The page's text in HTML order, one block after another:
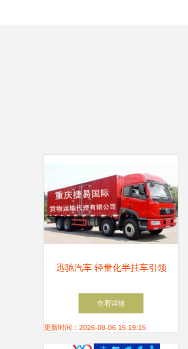
迅驰汽车 轻量化半挂车引领
物流运输新纪元
查看详情
更新时间：2026-08-06 15:19:15